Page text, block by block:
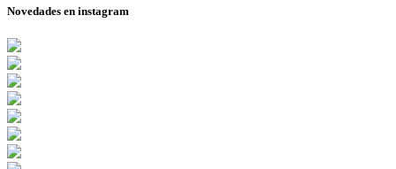
Novedades en instagram